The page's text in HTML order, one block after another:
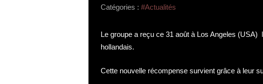
Catégories : #Actualités
Le groupe a reçu ce 31 août à Los Angeles
hollandais.
Cette nouvelle récompense survient grâce à leur